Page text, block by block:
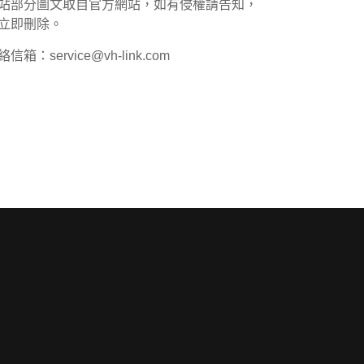
部分圖文取自官方網站，如有侵權請告知，
即刪除。
信箱：service@vh-link.com